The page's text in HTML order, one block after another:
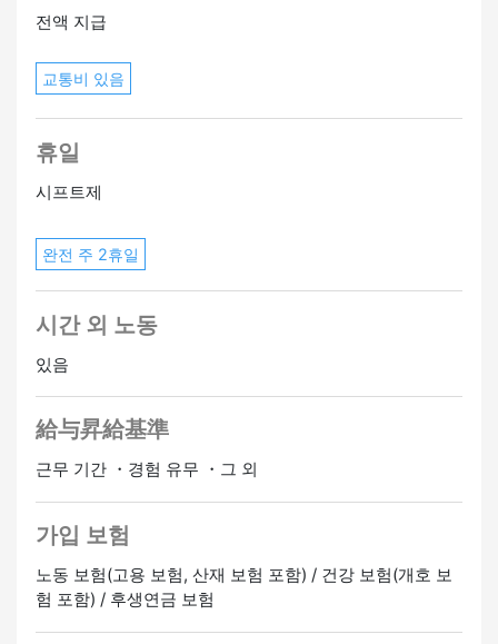
전액 지급
교통비 있음
휴일
시프트제
완전 주 2휴일
시간 외 노동
있음
給与昇給基準
근무 기간 ・경험 유무 ・그 외
가입 보험
노동 보험(고용 보험, 산재 보험 포함) / 건강 보험(개호 보
험 포함) / 후생연금 보험